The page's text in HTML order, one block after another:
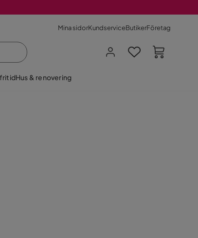
Mina sidorKundserviceButikerFöretag
Hus & renovering